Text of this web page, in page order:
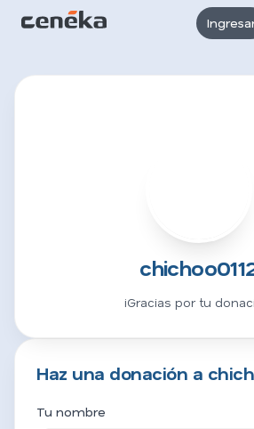
¡Gracias por tu
Haz una donación a
Tu nombre